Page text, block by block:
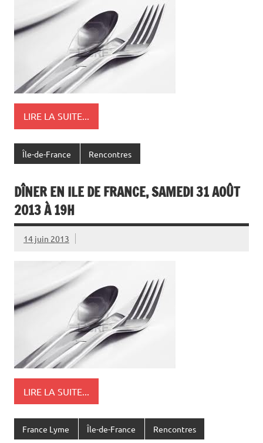
LIRE LA SUITE...
Île-de-France Rencontres
DÎNER EN ILE DE FRANCE, SAMEDI 31 AOÛT
2013 À 19H
14 juin 2013
LIRE LA SUITE...
France Lyme Île-de-France Rencontres